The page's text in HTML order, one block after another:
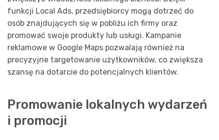
funkcji Local Ads, przedsiębiorcy mogą dotrzeć do
osób znajdujących się w pobliżu ich firmy oraz
promować swoje produkty lub usługi. Kampanie
reklamowe w Google Maps pozwalają również na
precyzyjne targetowanie użytkowników, co zwiększa
szansę na dotarcie do potencjalnych klientów.
Promowanie lokalnych wydarzeń
i promocji